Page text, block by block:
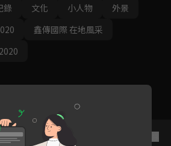
錄 文化 小人物
外景
鑫傳國際 在地風采